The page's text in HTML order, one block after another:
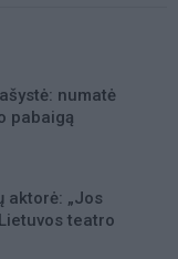
numatė
pabaigą
aktorė: „Jos
teatro